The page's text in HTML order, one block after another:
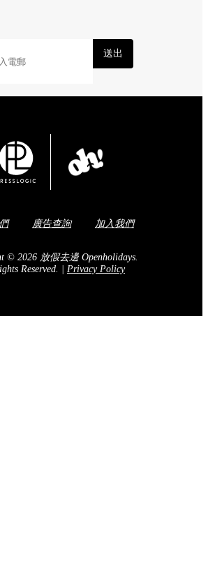
送出
廣告查詢 加入我們
© 2026 放假去邊 Openholidays.
Reserved.
Privacy Policy